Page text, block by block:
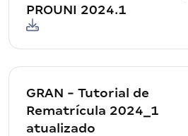
PROUNI 2024.1
GRAN - Tutorial de
Rematrícula 2024_1
atualizado